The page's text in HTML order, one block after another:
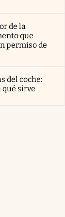
de la
que
permiso de
del coche:
qué sirve